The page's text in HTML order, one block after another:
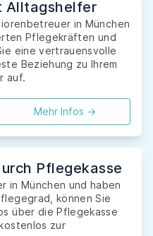
Alltagshelfer
in München
Pflegekräften und
eine vertrauensvolle
Beziehung zu Ihrem
auf.
Mehr Infos ->
Pflegekasse
in München und haben
können Sie
über die Pflegekasse
zur